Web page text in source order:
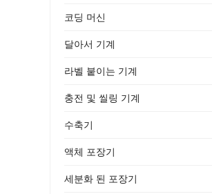
코딩 머신
달아서 기계
라벨 붙이는 기계
충전 및 씰링 기계
수축기
액체 포장기
세분화 된 포장기